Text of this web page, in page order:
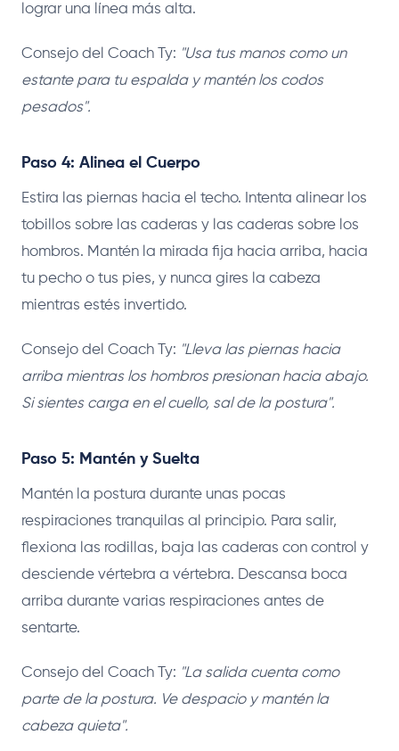
lograr una línea más alta.
Consejo del Coach Ty: "Usa tus manos como un
estante para tu espalda y mantén los codos
pesados".
Paso 4: Alinea el Cuerpo
Estira las piernas hacia el techo. Intenta alinear los
tobillos sobre las caderas y las caderas sobre los
hombros. Mantén la mirada fija hacia arriba, hacia
tu pecho o tus pies, y nunca gires la cabeza
mientras estés invertido.
Consejo del Coach Ty: "Lleva las piernas hacia
arriba mientras los hombros presionan hacia abajo.
Si sientes carga en el cuello, sal de la postura".
Paso 5: Mantén y Suelta
Mantén la postura durante unas pocas
respiraciones tranquilas al principio. Para salir,
flexiona las rodillas, baja las caderas con control y
desciende vértebra a vértebra. Descansa boca
arriba durante varias respiraciones antes de
sentarte.
Consejo del Coach Ty: "La salida cuenta como
parte de la postura. Ve despacio y mantén la
cabeza quieta".